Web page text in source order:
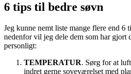
6 tips til bedre søvn
Jeg kunne nemt liste mange flere end 6
nedenfor vil jeg dele dem som har gjort
personligt:
TEMPERATUR. Sørg for at
indret gerne soveværelset med